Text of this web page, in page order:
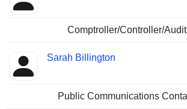
Comptroller/Controller/
Sarah Billington
Public Communications